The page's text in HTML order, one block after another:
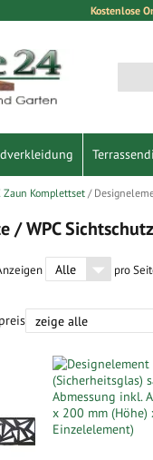
Kostenlose
Suche
Zaun Komplettset
/ WPC
pro